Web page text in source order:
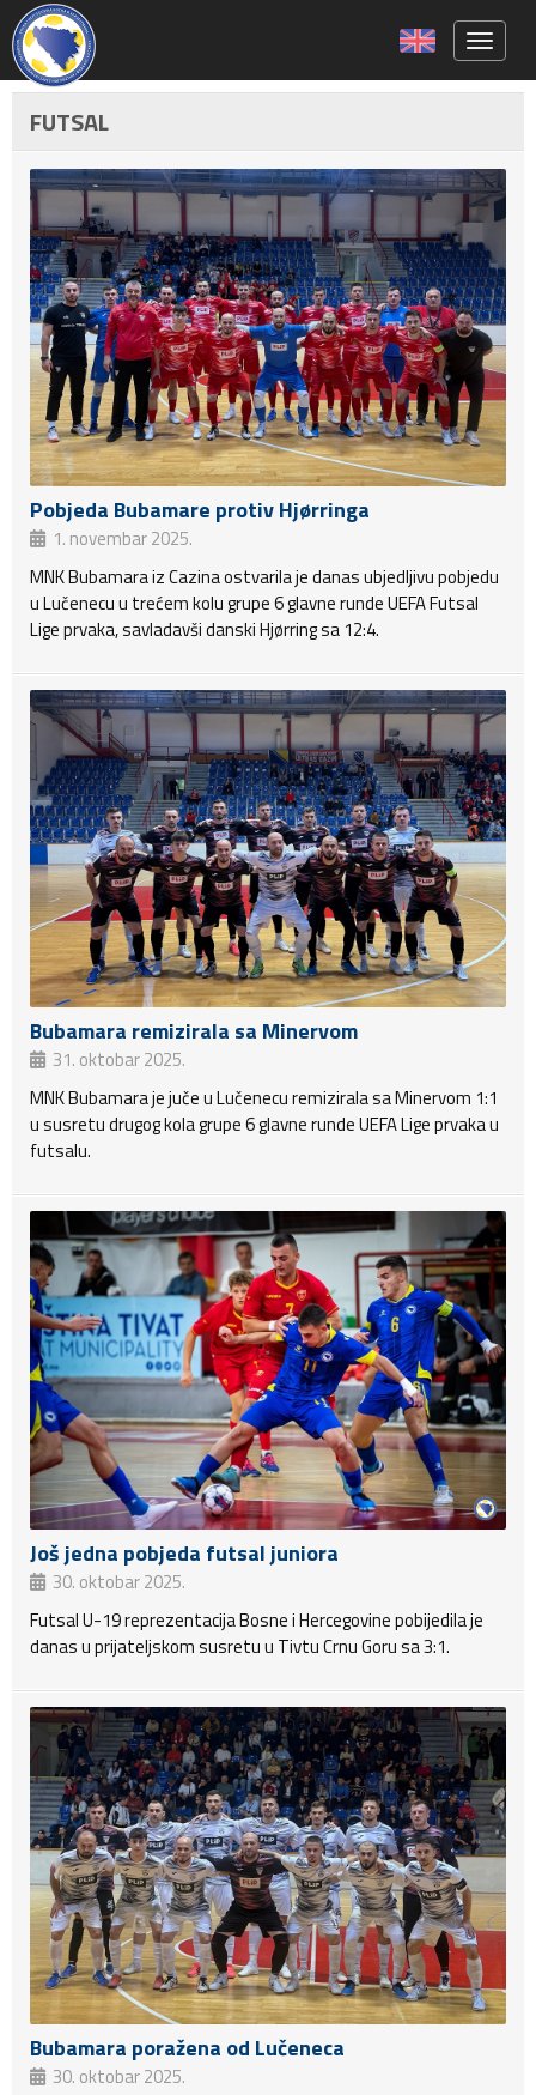
FUTSAL
Pobjeda Bubamare protiv Hjørringa
1. novembar 2025.
MNK Bubamara iz Cazina ostvarila je danas ubjedljivu pobjedu
u Lučenecu u trećem kolu grupe 6 glavne runde UEFA Futsal
Lige prvaka, savladavši danski Hjørring sa 12:4.
Bubamara remizirala sa Minervom
31. oktobar 2025.
MNK Bubamara je juče u Lučenecu remizirala sa Minervom 1:1
u susretu drugog kola grupe 6 glavne runde UEFA Lige prvaka u
futsalu.
Još jedna pobjeda futsal juniora
30. oktobar 2025.
Futsal U-19 reprezentacija Bosne i Hercegovine pobijedila je
danas u prijateljskom susretu u Tivtu Crnu Goru sa 3:1.
Bubamara poražena od Lučeneca
30. oktobar 2025.